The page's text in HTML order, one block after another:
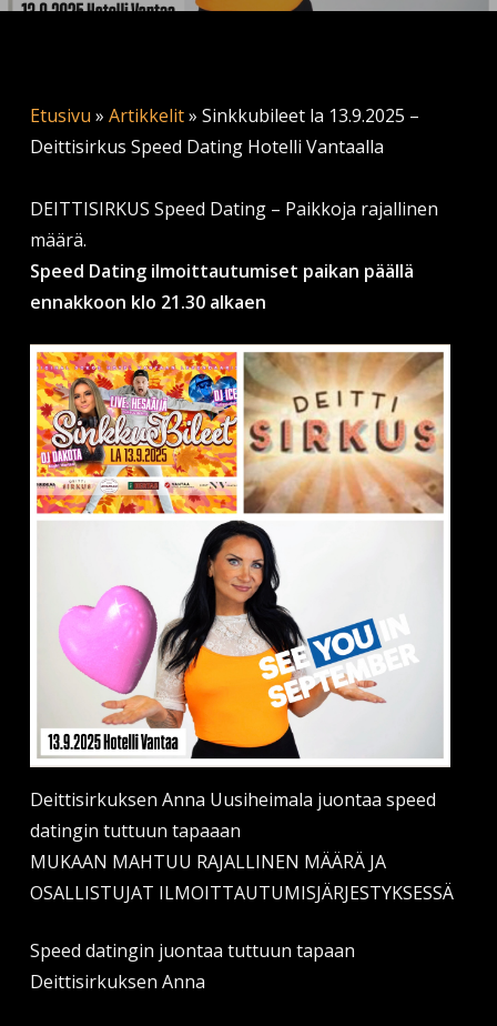
Etusivu » Artikkelit» Sinkkubileet la 13.9.2025 –
Deittisirkus Speed Dating Hotelli Vantaalla
DEITTISIRKUS Speed Dating – Paikkoja rajallinen
määrä.
Speed Dating ilmoittautumiset paikan päällä
ennakkoon klo 21.30 alkaen
Deittisirkuksen Anna Uusiheimala juontaa speed
datingin tuttuun tapaaan
MUKAAN MAHTUU RAJALLINEN MÄÄRÄ JA
OSALLISTUJAT ILMOITTAUTUMISJÄRJESTYKSESSÄ
Speed datingin juontaa tuttuun tapaan
Deittisirkuksen Anna